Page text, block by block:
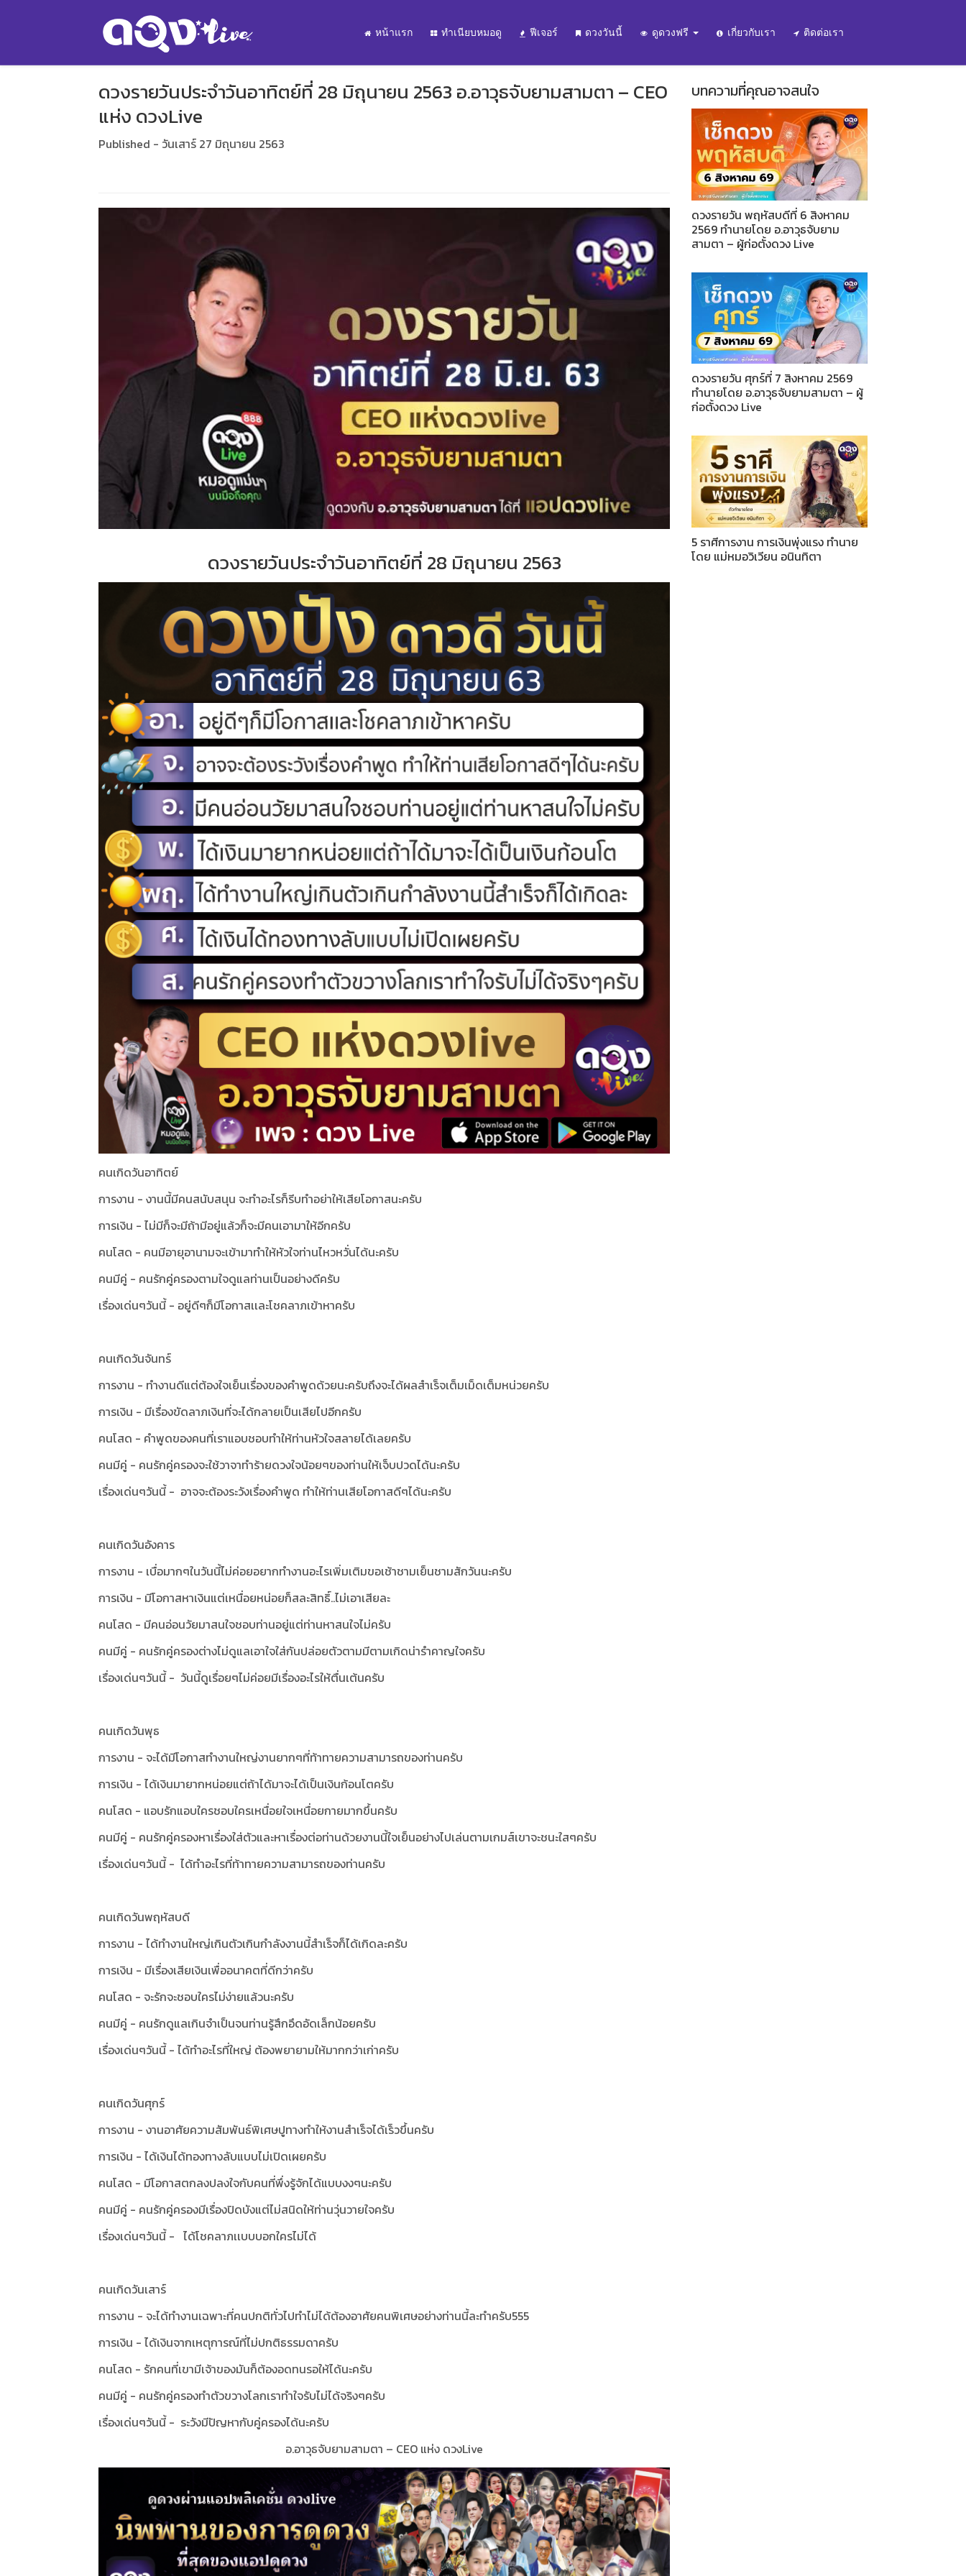
หน้าแรก ทำเนียบหมอดู ฟีเจอร์ ดวงวันนี้ ดูดวงฟรี เกี่ยวกับเรา ติดต่อเรา
ดวงรายวันประจำวันอาทิตย์ที่ 28 มิถุนายน 2563 อ.อาวุธจับยามสามตา – CEO
แห่ง ดวงLive
Published - วันเสาร์ 27 มิถุนายน 2563
ดวงรายวันประจำวันอาทิตย์ที่ 28 มิถุนายน 2563
คนเกิดวันอาทิตย์
การงาน - งานนี้มีคนสนับสนุน จะทำอะไรก็รีบทำอย่าให้เสียโอกาสนะครับ
การเงิน - ไม่มีก็จะมีถ้ามีอยู่แล้วก็จะมีคนเอามาให้อีกครับ
คนโสด - คนมีอายุอานามจะเข้ามาทำให้หัวใจท่านไหวหวั่นได้นะครับ
คนมีคู่ - คนรักคู่ครองตามใจดูแลท่านเป็นอย่างดีครับ
เรื่องเด่นๆวันนี้ - อยู่ดีๆก็มีโอกาสเเละโชคลาภเข้าหาครับ
คนเกิดวันจันทร์
การงาน - ทำงานดีแต่ต้องใจเย็นเรื่องของคำพูดด้วยนะครับถึงจะได้ผลสำเร็จเต็มเม็ดเต็มหน่วยครับ
การเงิน - มีเรื่องขัดลาภเงินที่จะได้กลายเป็นเสียไปอีกครับ
คนโสด - คำพูดของคนที่เราแอบชอบทำให้ท่านหัวใจสลายได้เลยครับ
คนมีคู่ - คนรักคู่ครองจะใช้วาจาทำร้ายดวงใจน้อยๆของท่านให้เจ็บปวดได้นะครับ
เรื่องเด่นๆวันนี้ - อาจจะต้องระวังเรื่องคำพูด ทำให้ท่านเสียโอกาสดีๆได้นะครับ
คนเกิดวันอังคาร
การงาน - เบื่อมากๆในวันนี้ไม่ค่อยอยากทำงานอะไรเพิ่มเติมขอเช้าชามเย็นชามสักวันนะครับ
การเงิน - มีโอกาสหาเงินแต่เหนื่อยหน่อยก็สละสิทธิ์..ไม่เอาเสียละ
คนโสด - มีคนอ่อนวัยมาสนใจชอบท่านอยู่แต่ท่านหาสนใจไม่ครับ
คนมีคู่ - คนรักคู่ครองต่างไม่ดูแลเอาใจใส่กันปล่อยตัวตามมีตามเกิดน่ารำคาญใจครับ
เรื่องเด่นๆวันนี้ - วันนี้ดูเรื่อยๆไม่ค่อยมีเรื่องอะไรให้ตื่นเต้นครับ
คนเกิดวันพุธ
การงาน - จะได้มีโอกาสทำงานใหญ่งานยากๆที่ท้าทายความสามารถของท่านครับ
การเงิน - ได้เงินมายากหน่อยแต่ถ้าได้มาจะได้เป็นเงินก้อนโตครับ
คนโสด - แอบรักแอบใครชอบใครเหนื่อยใจเหนื่อยกายมากขึ้นครับ
คนมีคู่ - คนรักคู่ครองหาเรื่องใส่ตัวและหาเรื่องต่อท่านด้วยงานนี้ใจเย็นอย่างไปเล่นตามเกมส์เขาจะชนะใสๆครับ
เรื่องเด่นๆวันนี้ - ได้ทำอะไรที่ท้าทายความสามารถของท่านครับ
คนเกิดวันพฤหัสบดี
การงาน - ได้ทำงานใหญ่เกินตัวเกินกำลังงานนี้สำเร็จก็ได้เกิดละครับ
การเงิน - มีเรื่องเสียเงินเพื่ออนาคตที่ดีกว่าครับ
คนโสด - จะรักจะชอบใครไม่ง่ายแล้วนะครับ
คนมีคู่ - คนรักดูแลเกินจำเป็นจนท่านรู้สึกอึดอัดเล็กน้อยครับ
เรื่องเด่นๆวันนี้ - ได้ทำอะไรที่ใหญ่ ต้องพยายามให้มากกว่าเก่าครับ
คนเกิดวันศุกร์
การงาน - งานอาศัยความสัมพันธ์พิเศษปูทางทำให้งานสำเร็จได้เร็วขึ้นครับ
การเงิน - ได้เงินได้ทองทางลับแบบไม่เปิดเผยครับ
คนโสด - มีโอกาสตกลงปลงใจกับคนที่พึ่งรู้จักได้แบบงงๆนะครับ
คนมีคู่ - คนรักคู่ครองมีเรื่องปิดบังแต่ไม่สนิดให้ท่านวุ่นวายใจครับ
เรื่องเด่นๆวันนี้ - ได้โชคลาภเเบบบอกใครไม่ได้
คนเกิดวันเสาร์
การงาน - จะได้ทำงานเฉพาะที่คนปกติทั่วไปทำไม่ได้ต้องอาศัยคนพิเศษอย่างท่านนี้ละทำครับ555
การเงิน - ได้เงินจากเหตุการณ์ที่ไม่ปกติธรรมดาครับ
คนโสด - รักคนที่เขามีเจ้าของมันก็ต้องอดทนรอให้ได้นะครับ
คนมีคู่ - คนรักคู่ครองทำตัวขวางโลกเราทำใจรับไม่ได้จริงๆครับ
เรื่องเด่นๆวันนี้ - ระวังมีปัญหากับคู่ครองได้นะครับ
อ.อาวุธจับยามสามตา – CEO แห่ง ดวงLive
บทความที่คุณอาจสนใจ
ดวงรายวัน พฤหัสบดีที่ 6 สิงหาคม
2569 ทำนายโดย อ.อาวุธจับยาม
สามตา – ผู้ก่อตั้งดวง Live
ดวงรายวัน ศุกร์ที่ 7 สิงหาคม 2569
ทำนายโดย อ.อาวุธจับยามสามตา – ผู้
ก่อตั้งดวง Live
5 ราศีการงาน การเงินพุ่งแรง ทำนาย
โดย แม่หมอวิเวียน อนินทิตา